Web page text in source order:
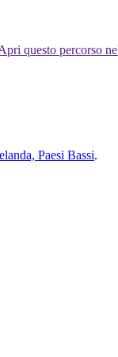
questo percorso
Paesi Bassi.